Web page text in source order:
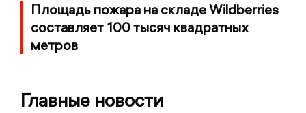
Площадь пожара на складе Wildberries
составляет 100 тысяч квадратных
метров
Главные новости